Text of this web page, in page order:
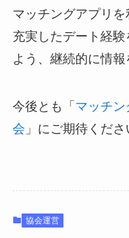
マッチングアプリ
充実したデート経
よう、継続的に情報
今後とも「 マッチ
会 」にご期待くださ
協会運営